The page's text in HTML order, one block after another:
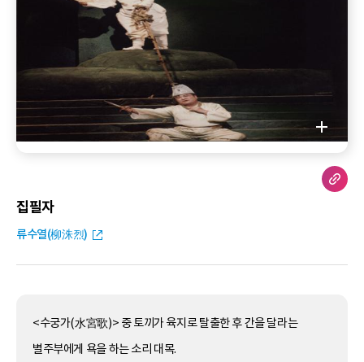
집필자
류수열(柳洙烈)
<수궁가(水宮歌)> 중 토끼가 육지로 탈출한 후 간을 달라는
별주부에게 욕을 하는 소리 대목.